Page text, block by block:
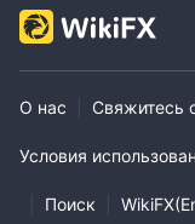
О нас Свяжитесь
Условия
Поиск